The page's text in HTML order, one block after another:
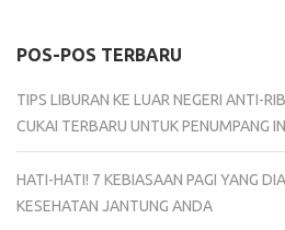
POS-POS TERBARU
TIPS LIBURAN KE LUAR NEGERI ANTI-
CUKAI TERBARU UNTUK PENUMPANG
HATI-HATI! 7 KEBIASAAN PAGI YANG
KESEHATAN JANTUNG ANDA